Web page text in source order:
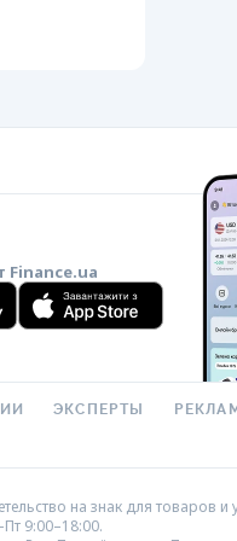
Finance.ua
ЭКСПЕРТЫ
на знак для товаров
9:00–18:00.